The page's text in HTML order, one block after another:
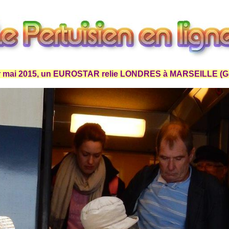
mai 2015, un EUROSTAR relie LONDRES à MARSEILLE